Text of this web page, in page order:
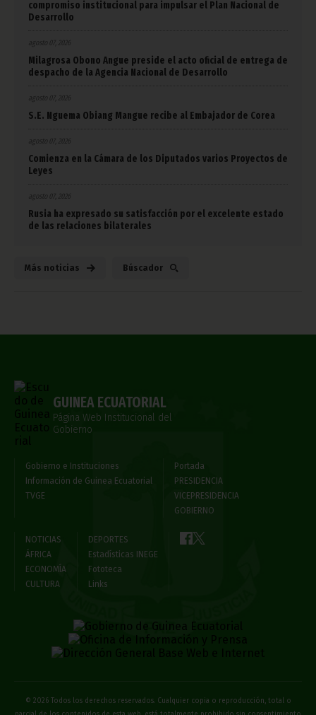
compromiso institucional para impulsar el Plan Nacional de
Desarrollo
agosto 07, 2026
Milagrosa Obono Angue preside el acto oficial de entrega de
despacho de la Agencia Nacional de Desarrollo
agosto 07, 2026
S.E. Nguema Obiang Mangue recibe al Embajador de Corea
agosto 07, 2026
Comienza en la Cámara de los Diputados varios Proyectos de
Leyes
agosto 07, 2026
Rusia ha expresado su satisfacción por el excelente estado
de las relaciones bilaterales
Más noticias Búscador
GUINEA ECUATORIAL
Página Web Institucional del
Gobierno
Gobierno e Instituciones
Información de Guinea Ecuatorial
TVGE
Portada
PRESIDENCIA
VICEPRESIDENCIA
GOBIERNO
NOTICIAS
ÁFRICA
ECONOMÍA
CULTURA
DEPORTES
Estadísticas INEGE
Fototeca
Links
© 2026 Todos los derechos reservados. Cualquier copia o reproducción, total o